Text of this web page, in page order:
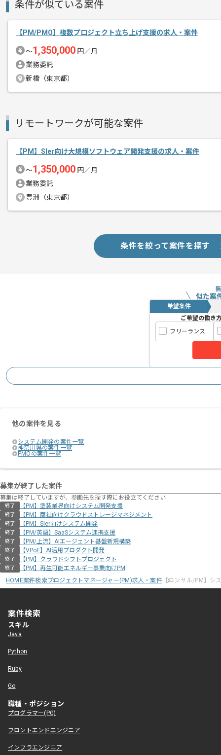
スキルアップされたい方、長期的に参
条件が似ている案件
【PM/PMO】複数プロジェクト立ち上げ支援の求人・案件
〜1,350,000 円／月
業務委託
新橋（東京都）
リモートワークが可能な案件
【PM】Sler向け大規模ソフトウェア開発支援の求人・案件
〜1,350,000 円／月
業務委託
豊洲（東京都）
条件を絞って案件を探す
似た案
希望条件
ご希望の働き
フリーランス
他の案件を見る
システム開発の案件一覧
神奈川県の案件一覧
PMOの案件一覧
募集が終了した案件
募集は終了していますが、参画先を探す際にお役立てください
終了 【PM】塗装業界向けシステム開発支援
終了 【PM】商社向けクラウドストレージマネジメント
終了 【PM】SIer向けシステム開発
終了 【PM/英語】SaaSシステム連携支援
終了 【PM/上流】AIエージェント基盤新規構築
終了 【VPoE】AI活用プロダクト開発
終了 【PM】クラウドシフトプロジェクト
終了
【PM】再生可能エネルギー事業向けPM
HOME案件検索プロジェクトマネージャー(PM)求人・案件【コンサル/PM】シ
案件検索
スキル
Java
Python
Ruby
Go
職種・ポジション
プログラマー(PG)
フロントエンドエンジニア
インフラエンジニア